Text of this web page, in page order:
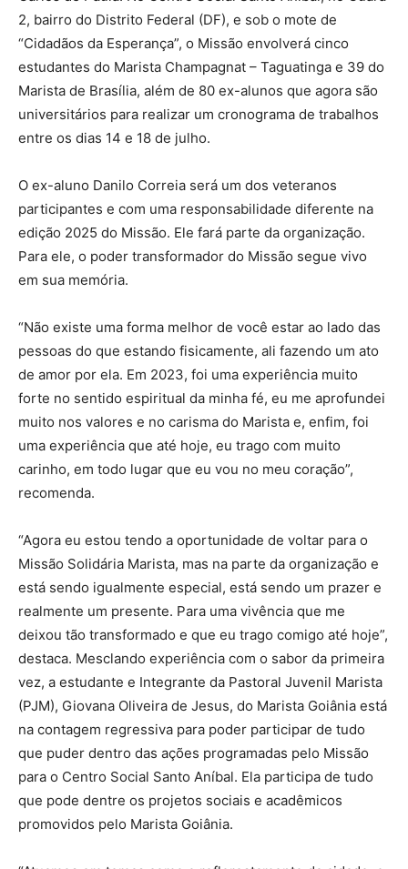
2, bairro do Distrito Federal (DF), e sob o mote de
“Cidadãos da Esperança”, o Missão envolverá cinco
estudantes do Marista Champagnat – Taguatinga e 39 do
Marista de Brasília, além de 80 ex-alunos que agora são
universitários para realizar um cronograma de trabalhos
entre os dias 14 e 18 de julho.
O ex-aluno Danilo Correia será um dos veteranos
participantes e com uma responsabilidade diferente na
edição 2025 do Missão. Ele fará parte da organização.
Para ele, o poder transformador do Missão segue vivo
em sua memória.
“Não existe uma forma melhor de você estar ao lado das
pessoas do que estando fisicamente, ali fazendo um ato
de amor por ela. Em 2023, foi uma experiência muito
forte no sentido espiritual da minha fé, eu me aprofundei
muito nos valores e no carisma do Marista e, enfim, foi
uma experiência que até hoje, eu trago com muito
carinho, em todo lugar que eu vou no meu coração”,
recomenda.
“Agora eu estou tendo a oportunidade de voltar para o
Missão Solidária Marista, mas na parte da organização e
está sendo igualmente especial, está sendo um prazer e
realmente um presente. Para uma vivência que me
deixou tão transformado e que eu trago comigo até hoje”,
destaca. Mesclando experiência com o sabor da primeira
vez, a estudante e Integrante da Pastoral Juvenil Marista
(PJM), Giovana Oliveira de Jesus, do Marista Goiânia está
na contagem regressiva para poder participar de tudo
que puder dentro das ações programadas pelo Missão
para o Centro Social Santo Aníbal. Ela participa de tudo
que pode dentre os projetos sociais e acadêmicos
promovidos pelo Marista Goiânia.